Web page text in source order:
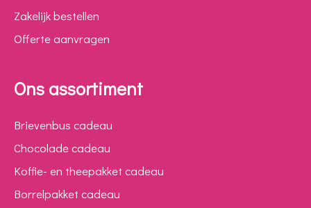
Zakelijk bestellen
Offerte aanvragen
Ons assortiment
Brievenbus cadeau
Chocolade cadeau
Koffie- en theepakket cadeau
Borrelpakket cadeau